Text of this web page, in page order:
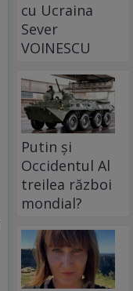
cu Ucraina
Sever
VOINESCU
Putin și
Occidentul Al
treilea război
mondial?